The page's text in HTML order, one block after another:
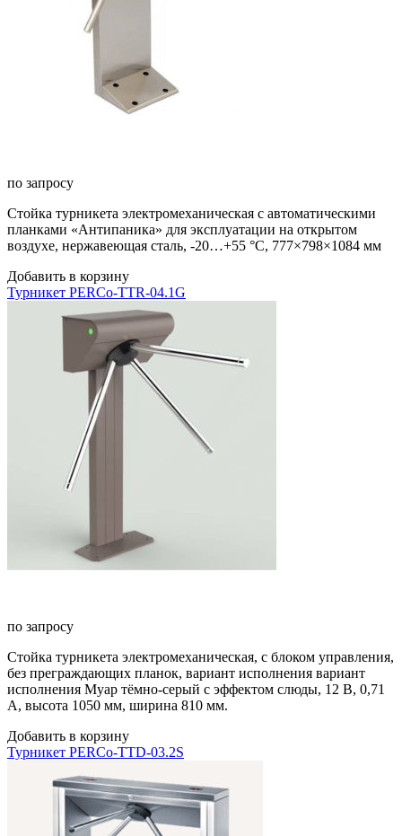
по запросу
Стойка турникета электромеханическая с автоматическими
планками «Антипаника» для эксплуатации на открытом
воздухе, нержавеющая сталь, -20…+55 °C, 777×798×1084 мм
Добавить в корзину
Турникет PERCo-TTR-04.1G
по запросу
Стойка турникета электромеханическая, с блоком управления,
без преграждающих планок, вариант исполнения вариант
исполнения Муар тёмно-серый с эффектом слюды, 12 В, 0,71
А, высота 1050 мм, ширина 810 мм.
Добавить в корзину
Турникет PERCo-TTD-03.2S